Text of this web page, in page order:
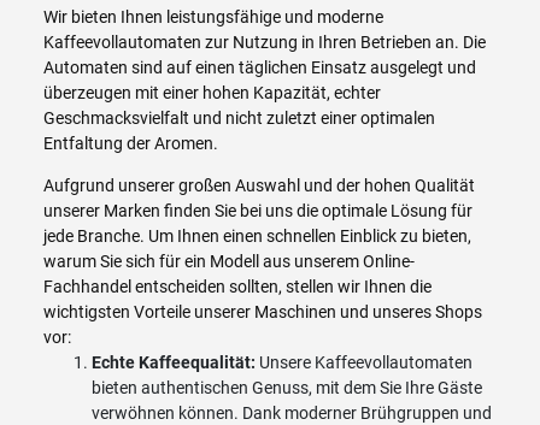
Wir bieten Ihnen leistungsfähige und moderne
Kaffeevollautomaten zur Nutzung in Ihren Betrieben an. Die
Automaten sind auf einen täglichen Einsatz ausgelegt und
überzeugen mit einer hohen Kapazität, echter
Geschmacksvielfalt und nicht zuletzt einer optimalen
Entfaltung der Aromen.
Aufgrund unserer großen Auswahl und der hohen Qualität
unserer Marken finden Sie bei uns die optimale Lösung für
jede Branche. Um Ihnen einen schnellen Einblick zu bieten,
warum Sie sich für ein Modell aus unserem Online-
Fachhandel entscheiden sollten, stellen wir Ihnen die
wichtigsten Vorteile unserer Maschinen und unseres Shops
vor:
Echte Kaffeequalität: Unsere Kaffeevollautomaten
bieten authentischen Genuss, mit dem Sie Ihre Gäste
verwöhnen können. Dank moderner Brühgruppen und